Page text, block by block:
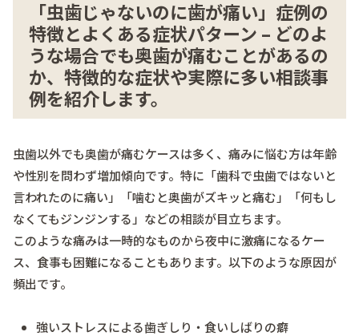
「虫歯じゃないのに歯が痛い」症例の
特徴とよくある症状パターン – どのよ
うな場合でも奥歯が痛むことがあるの
か、特徴的な症状や実際に多い相談事
例を紹介します。
虫歯以外でも奥歯が痛むケースは多く、痛みに悩む方は年齢
や性別を問わず増加傾向です。特に「歯科で虫歯ではないと
言われたのに痛い」「噛むと奥歯がズキッと痛む」「何もし
なくてもジンジンする」などの相談が目立ちます。
このような痛みは一時的なものから夜中に激痛になるケー
ス、食事も困難になることもあります。以下のような原因が
頻出です。
強いストレスによる歯ぎしり・食いしばりの癖